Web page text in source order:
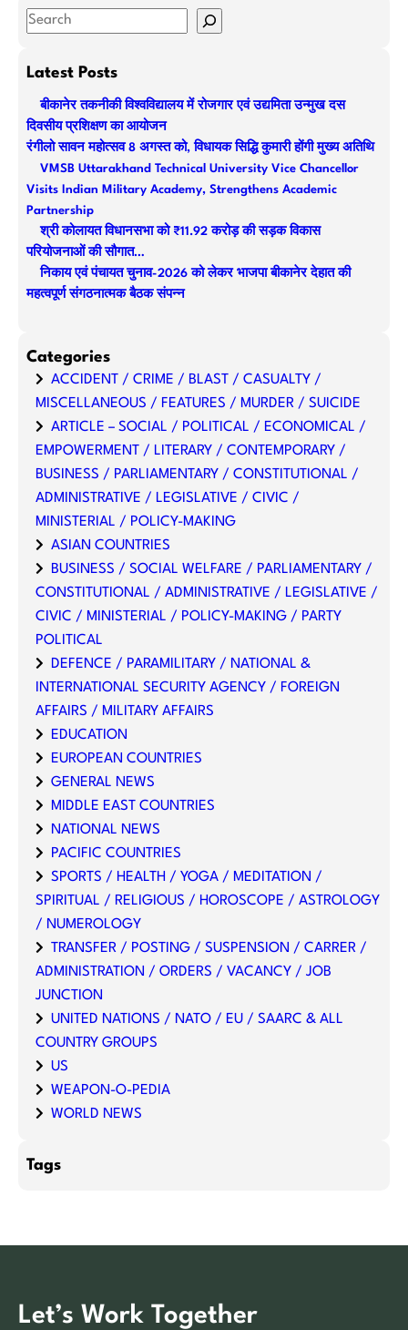
S
a
h
Latest Posts
बीकानेर तकनीकी विश्वविद्यालय में रोजगार एवं उद्यमिता उन्मुख दस
दिवसीय प्रशिक्षण का आयोजन
रंगीलो सावन महोत्सव 8 अगस्त को, विधायक सिद्धि कुमारी होंगी मुख्य अतिथि
VMSB Uttarakhand Technical University Vice Chancellor
Visits Indian Military Academy, Strengthens Academic
Partnership
श्री कोलायत विधानसभा को ₹11.92 करोड़ की सड़क विकास
परियोजनाओं की सौगात…
निकाय एवं पंचायत चुनाव-2026 को लेकर भाजपा बीकानेर देहात की
महत्वपूर्ण संगठनात्मक बैठक संपन्न
Categories
ACCIDENT / CRIME / BLAST / CASUALTY /
MISCELLANEOUS / FEATURES / MURDER / SUICIDE
ARTICLE – SOCIAL / POLITICAL / ECONOMICAL /
EMPOWERMENT / LITERARY / CONTEMPORARY /
BUSINESS / PARLIAMENTARY / CONSTITUTIONAL /
ADMINISTRATIVE / LEGISLATIVE / CIVIC /
MINISTERIAL / POLICY-MAKING
ASIAN COUNTRIES
BUSINESS / SOCIAL WELFARE / PARLIAMENTARY /
CONSTITUTIONAL / ADMINISTRATIVE / LEGISLATIVE /
CIVIC / MINISTERIAL / POLICY-MAKING / PARTY
POLITICAL
DEFENCE / PARAMILITARY / NATIONAL &
INTERNATIONAL SECURITY AGENCY / FOREIGN
AFFAIRS / MILITARY AFFAIRS
EDUCATION
EUROPEAN COUNTRIES
GENERAL NEWS
MIDDLE EAST COUNTRIES
NATIONAL NEWS
PACIFIC COUNTRIES
SPORTS / HEALTH / YOGA / MEDITATION /
SPIRITUAL / RELIGIOUS / HOROSCOPE / ASTROLOGY
/ NUMEROLOGY
TRANSFER / POSTING / SUSPENSION / CARRER /
ADMINISTRATION / ORDERS / VACANCY / JOB
JUNCTION
UNITED NATIONS / NATO / EU / SAARC & ALL
COUNTRY GROUPS
US
WEAPON-O-PEDIA
WORLD NEWS
Tags
Let’s Work Together